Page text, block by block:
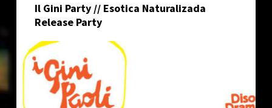
Sagra
dell’autoproduzione
Il Gini Party // Esotica Naturalizada
Release Party